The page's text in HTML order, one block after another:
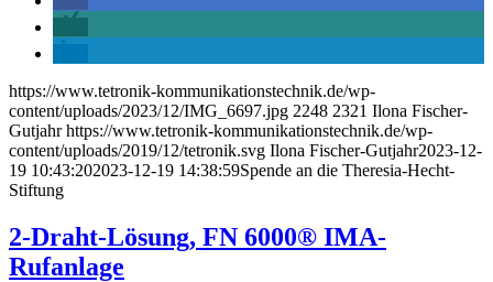
https://www.tetronik-kommunikationstechnik.de/wp-
content/uploads/2023/12/IMG_6697.jpg 2248 2321 Ilona Fischer-
Gutjahr https://www.tetronik-kommunikationstechnik.de/wp-
content/uploads/2019/12/tetronik.svg Ilona Fischer-Gutjahr2023-12-
19 10:43:202023-12-19 14:38:59Spende an die Theresia-Hecht-
Stiftung
2-Draht-Lösung, FN 6000® IMA-
Rufanlage